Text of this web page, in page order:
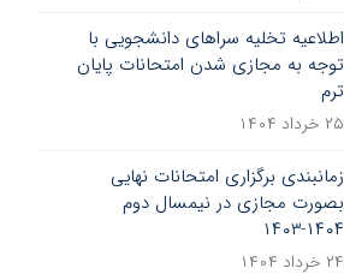
اطلاعیه تخلیه سراهای دانشجویی با
توجه به مجازی شدن امتحانات پایان
ترم
۲۵ خرداد ۱۴۰۴
زمانبندی برگزاری امتحانات نهایی
بصورت مجازی در نیمسال دوم
۱۴۰۴-۱۴۰۳
۲۴ خرداد ۱۴۰۴